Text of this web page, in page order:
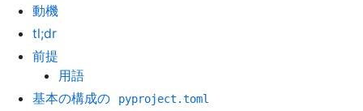
動機
tl;dr
前提
用語
基本の構成の
pyproject.toml